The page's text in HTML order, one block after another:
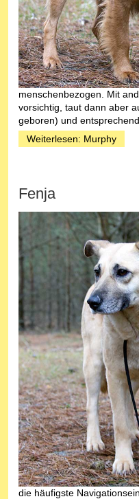
menschenbezogen. Mit
vorsichtig, taut dann aber
geboren) und
Weiterlesen: Murphy
Fenja
die häufigste